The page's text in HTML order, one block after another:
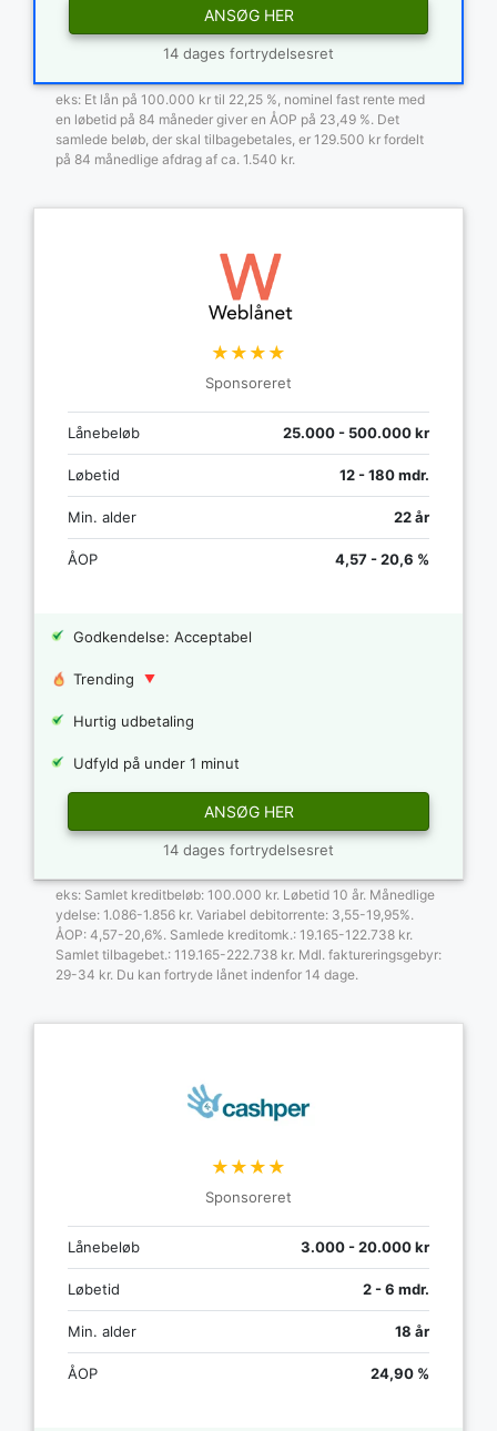
ANSØG HER
14 dages fortrydelsesret
eks: Et lån på 100.000 kr til 22,25 %, nominel fast rente med
en løbetid på 84 måneder giver en ÅOP på 23,49 %. Det
samlede beløb, der skal tilbagebetales, er 129.500 kr fordelt
på 84 månedlige afdrag af ca. 1.540 kr.
★★★★
Sponsoreret
Lånebeløb 25.000 - 500.000 kr
Løbetid 12 - 180 mdr.
Min. alder 22 år
ÅOP 4,57 - 20,6 %
Godkendelse: Acceptabel
Trending
Hurtig udbetaling
Udfyld på under 1 minut
ANSØG HER
14 dages fortrydelsesret
eks: Samlet kreditbeløb: 100.000 kr. Løbetid 10 år. Månedlige
ydelse: 1.086-1.856 kr. Variabel debitorrente: 3,55-19,95%.
ÅOP: 4,57-20,6%. Samlede kreditomk.: 19.165-122.738 kr.
Samlet tilbagebet.: 119.165-222.738 kr. Mdl. faktureringsgebyr:
29-34 kr. Du kan fortryde lånet indenfor 14 dage.
★★★★
Sponsoreret
Lånebeløb 3.000 - 20.000 kr
Løbetid 2 - 6 mdr.
Min. alder 18 år
ÅOP 24,90 %